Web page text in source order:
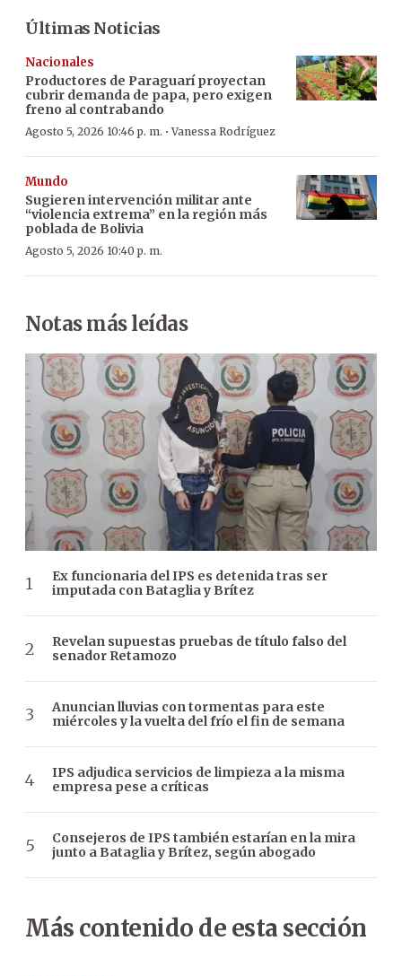
Últimas Noticias
Nacionales
Productores de Paraguarí proyectan
cubrir demanda de papa, pero exigen
freno al contrabando
Agosto 5, 2026 10:46 p. m. ·Vanessa Rodríguez
Mundo
Sugieren intervención militar ante
“violencia extrema” en la región más
poblada de Bolivia
Agosto 5, 2026 10:40 p. m.
Notas más leídas
Ex funcionaria del IPS es detenida tras ser
imputada con Bataglia y Brítez
Revelan supuestas pruebas de título falso del
senador Retamozo
Anuncian lluvias con tormentas para este
miércoles y la vuelta del frío el fin de semana
IPS adjudica servicios de limpieza a la misma
empresa pese a críticas
Consejeros de IPS también estarían en la mira
junto a Bataglia y Brítez, según abogado
Más contenido de esta sección